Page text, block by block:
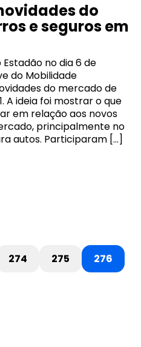
do
e seguros em
Estadão no dia 6 de
do Mobilidade
do mercado de
A ideia foi mostrar o que
em relação aos novos
principalmente no
autos. Participaram […]
274 275 276